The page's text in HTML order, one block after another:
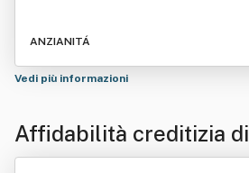
ANZIANITÁ
Vedi più informazioni
Affidabilità creditizia di